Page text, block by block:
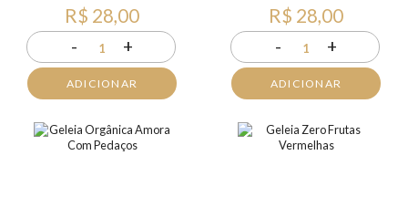
R$ 28,00
- 1 +
ADICIONAR
R$ 28,00
- 1 +
ADICIONAR